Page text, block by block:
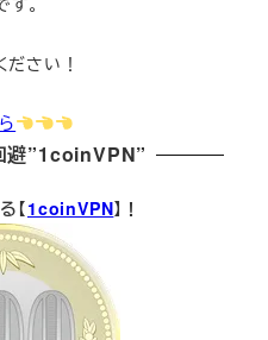
さい！
避”1coinVPN”
【1coinVPN】！